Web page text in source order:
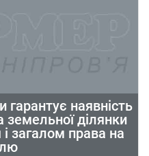
наявність
ділянки
і загалом права на